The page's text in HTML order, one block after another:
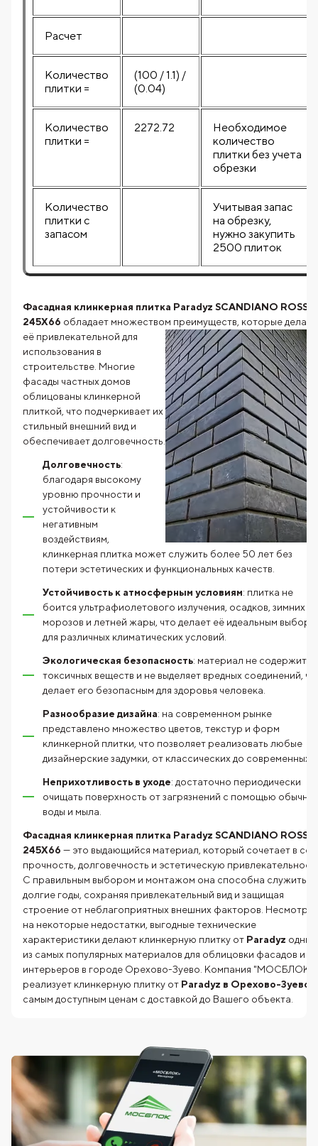
Расчет
Количество
плитки =
(100 / 1.1) /
(0.04)
Количество
плитки =
2272.72
Необходимое
количество
плитки без учета
обрезки
Количество
плитки с
запасом
Учитывая запас
на обрезку,
нужно закупить
2500 плиток
Фасадная клинкерная плитка Paradyz SCANDIANO ROSSO
245X66 обладает множеством преимуществ, которые
её привлекательной для
использования в
строительстве. Многие
фасады частных домов
облицованы клинкерной
плиткой, что подчеркивает их
стильный внешний вид и
обеспечивает долговечность.
Долговечность:
благодаря высокому
уровню прочности и
устойчивости к
негативным
воздействиям,
клинкерная плитка может служить более 50 лет без
потери эстетических и функциональных качеств.
Устойчивость к атмосферным условиям: плитка не
боится ультрафиолетового излучения, осадков, зимних
морозов и летней жары, что делает её идеальным
для различных климатических условий.
Экологическая безопасность: материал не содержит
токсичных веществ и не выделяет вредных соединений,
делает его безопасным для здоровья человека.
Разнообразие дизайна: на современном рынке
представлено множество цветов, текстур и форм
клинкерной плитки, что позволяет реализовать любые
дизайнерские задумки, от классических до современных.
Неприхотливость в уходе: достаточно периодически
очищать поверхность от загрязнений с помощью
воды и мыла.
Фасадная клинкерная плитка Paradyz SCANDIANO ROSSO
245X66 — это выдающийся материал, который сочетает в
прочность, долговечность и эстетическую
С правильным выбором и монтажом она способна служить
долгие годы, сохраняя привлекательный вид и защищая
строение от неблагоприятных внешних факторов. Несмотря
на некоторые недостатки, выгодные технические
характеристики делают клинкерную плитку от Paradyz одним
из самых популярных материалов для облицовки фасадов и
интерьеров в городе Орехово-Зуево. Компания "МОСБЛОК"
реализует клинкерную плитку от Paradyz в Орехово-Зуево
самым доступным ценам с доставкой до Вашего объекта.